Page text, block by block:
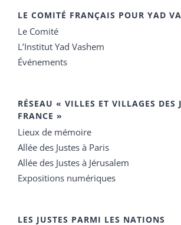
LE COMITÉ FRANÇAIS POUR YAD
Le Comité
L’Institut Yad Vashem
Événements
RÉSEAU « VILLES ET VILLAGES DES
FRANCE »
Lieux de mémoire
Allée des Justes à Paris
Allée des Justes à Jérusalem
Expositions numériques
LES JUSTES PARMI LES NATIONS